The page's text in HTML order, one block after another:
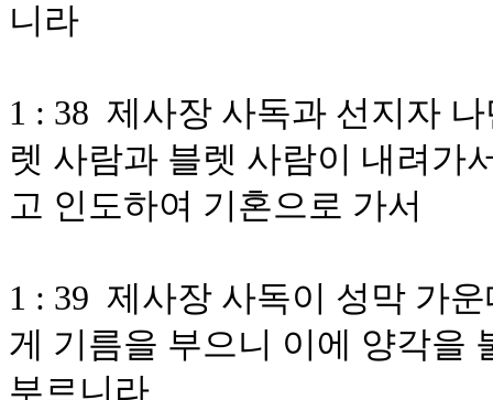
니라
1 : 38 제사장 사독과 선지자
렛 사람과 블렛 사람이 내려가
고 인도하여 기혼으로 가서
1 : 39 제사장 사독이 성막 가
게 기름을 부으니 이에 양각을
부르니라